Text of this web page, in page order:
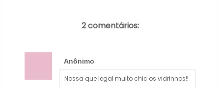
2 comentários:
Anônimo
Nossa que legal muito chic os vidrinhos!!